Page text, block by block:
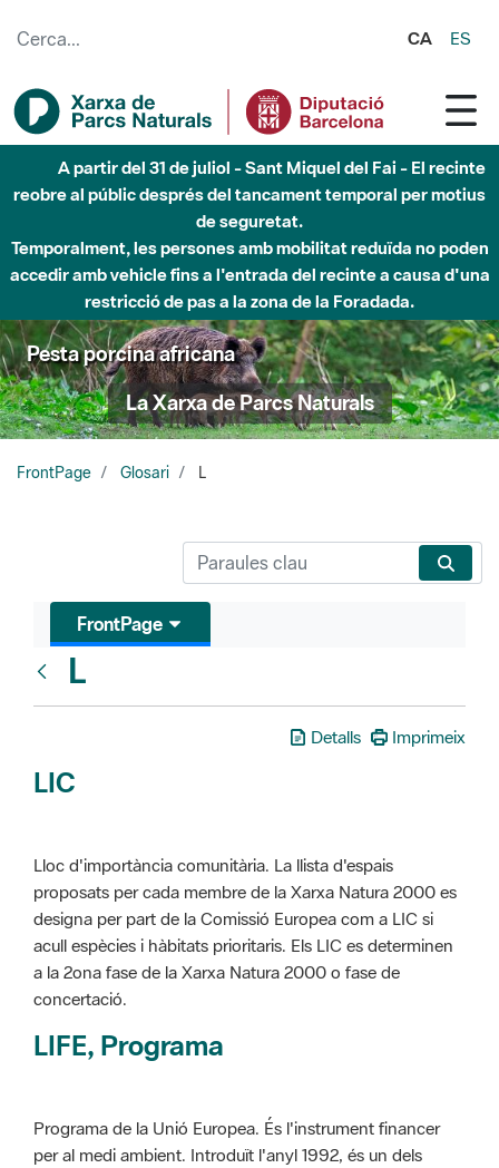
CA ES
A partir del 31 de juliol - Sant Miquel del Fai - El recinte
reobre al públic després del tancament temporal per motius
de seguretat.
Temporalment, les persones amb mobilitat reduïda no poden
accedir amb vehicle fins a l'entrada del recinte a causa d'una
restricció de pas a la zona de la Foradada.
Pesta porcina africana
La Xarxa de Parcs Naturals
FrontPage Glosari L
FrontPage
L
Detalls Imprimeix
LIC
Lloc d'importància comunitària. La llista d'espais
proposats per cada membre de la Xarxa Natura 2000 es
designa per part de la Comissió Europea com a LIC si
acull espècies i hàbitats prioritaris. Els LIC es determinen
a la 2ona fase de la Xarxa Natura 2000 o fase de
concertació.
LIFE, Programa
Programa de la Unió Europea. És l'instrument financer
per al medi ambient. Introduït l'anyl 1992, és un dels